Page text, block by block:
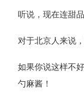
听说，现在连甜
对于北京人来说
如果你说这样不
勺麻酱！